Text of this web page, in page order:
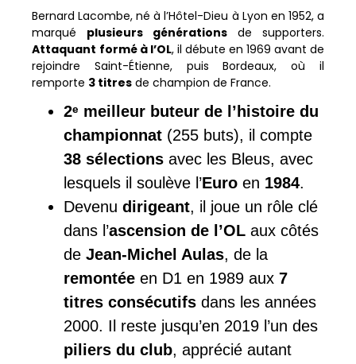
Bernard Lacombe, né à l’Hôtel-Dieu à Lyon en 1952, a
marqué plusieurs générations de supporters.
Attaquant formé à l’OL, il débute en 1969 avant de
rejoindre Saint-Étienne, puis Bordeaux, où il
remporte 3 titres de champion de France.
2ᵉ meilleur buteur de l’histoire du
championnat (255 buts), il compte
38 sélections avec les Bleus, avec
lesquels il soulève l’Euro en 1984.
Devenu dirigeant, il joue un rôle clé
dans l’ascension de l’OL aux côtés
de Jean-Michel Aulas, de la
remontée en D1 en 1989 aux 7
titres consécutifs dans les années
2000. Il reste jusqu’en 2019 l’un des
piliers du club, apprécié autant